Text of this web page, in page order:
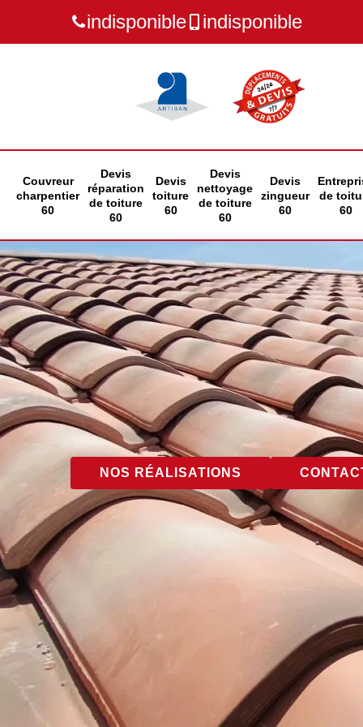
indisponible indisponible
Couvreur
charpentier
60
Devis
réparation
de toiture
60
Devis
toiture
60
Devis
nettoyage
de toiture
60
Devis
zingueur
60
de
60
NOS RÉALISATIONS